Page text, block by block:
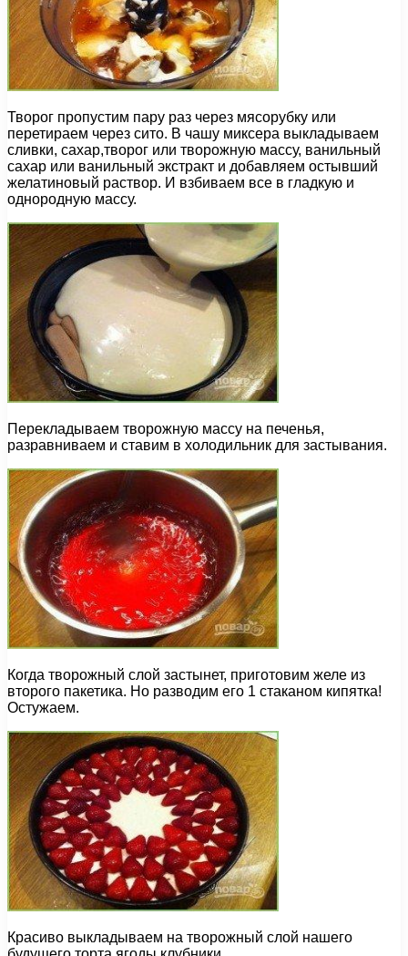
Творог пропустим пару раз через мясорубку или
перетираем через сито. В чашу миксера выкладываем
сливки, сахар,творог или творожную массу, ванильный
сахар или ванильный экстракт и добавляем остывший
желатиновый раствор. И взбиваем все в гладкую и
однородную массу.
Перекладываем творожную массу на печенья,
разравниваем и ставим в холодильник для застывания.
Когда творожный слой застынет, приготовим желе из
второго пакетика. Но разводим его 1 стаканом кипятка!
Остужаем.
Красиво выкладываем на творожный слой нашего